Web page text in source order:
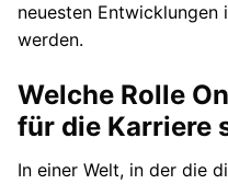
neuesten Entwicklungen
werden.
Welche Rolle
für die Karriere
In einer Welt, in der die